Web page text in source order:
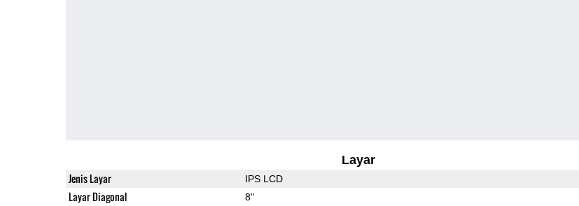
Layar
Jenis Layar IPS LCD
Layar Diagonal 8"